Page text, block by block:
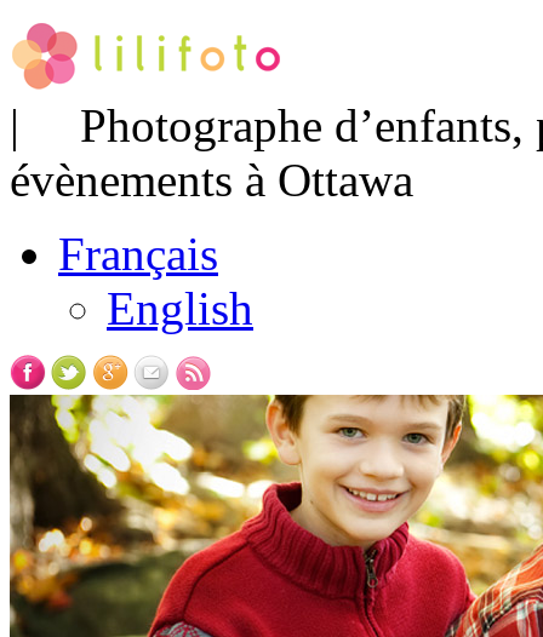
| Photographe d’enfants,
évènements à Ottawa
Français
English